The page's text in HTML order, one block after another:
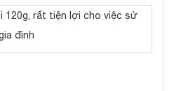
120g, rất tiện lợi cho việc sử
đình